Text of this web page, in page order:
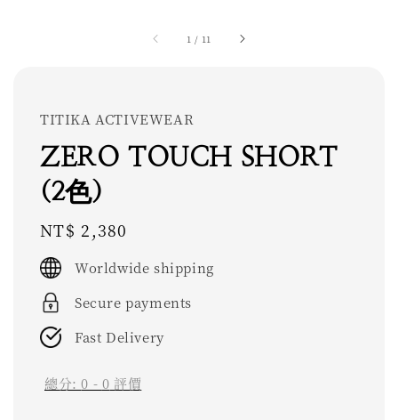
1 / 11
TITIKA ACTIVEWEAR
ZERO TOUCH SHORT
(2色)
Regular
price
NT$ 2,380
Worldwide shipping
Secure payments
Fast Delivery
總分:0 - 0 評價